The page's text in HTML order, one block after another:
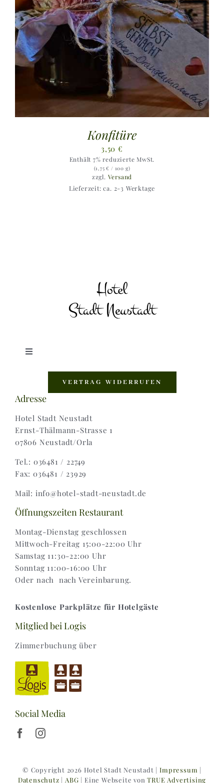
Konfitüre
3,50€
Enthält 7% reduzierte MwSt.
(1,75€ / 100 g)
zzgl. Versand
Lieferzeit: ca. 2-3 Werktage
Toggle
Zahlungsweisen |
Widerruf |
Versand & Lieferung
VERTRAG WIDERRUFEN
Adresse
Hotel Stadt Neustadt
Ernst-Thälmann-Strasse 1
07806 Neustadt/Orla
Tel.: 036481 / 22749
Fax: 036481 / 23929
Mail: info@hotel-stadt-neustadt.de
Öffnungszeiten Restaurant
Montag-Dienstag geschlossen
Mittwoch-Freitag 15:00-22:00 Uhr
Samstag 11:30-22:00 Uhr
Sonntag 11:00-16:00 Uhr
Oder nach nach Vereinbarung.
Kostenlose Parkplätze für Hotelgäste
Mitglied bei Logis
Zimmerbuchung über
Social Media
© Copyright 2026 Hotel Stadt Neustadt |Impressum |
Datenschutz |ABG | Eine Webseite vonTRUE Advertising